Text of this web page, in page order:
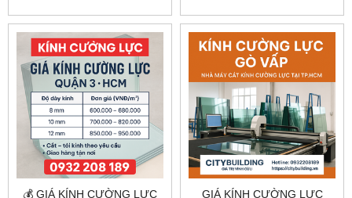
💰 GIÁ KÍNH CƯỜNG LỰC
GIÁ KÍNH CƯỜNG LỰC